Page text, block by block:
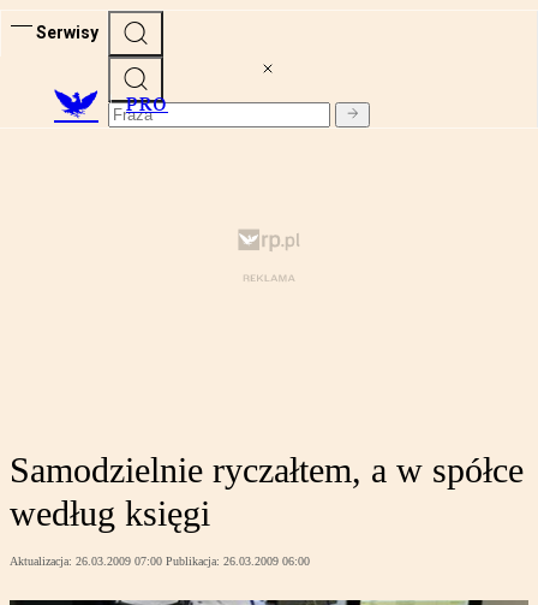
Serwisy
PRO
Samodzielnie ryczałtem, a w spółce
według księgi
Aktualizacja: 26.03.2009 07:00 Publikacja: 26.03.2009 06:00